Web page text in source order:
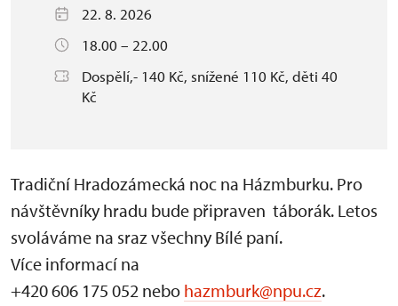
22. 8. 2026
18.00 – 22.00
Dospělí,- 140 Kč, snížené 110 Kč, děti 40
Kč
Tradiční Hradozámecká noc na Házmburku. Pro
návštěvníky hradu bude připraven táborák. Letos
svoláváme na sraz všechny Bílé paní.
Více informací na
+420 606 175 052 nebo hazmburk@npu.cz.